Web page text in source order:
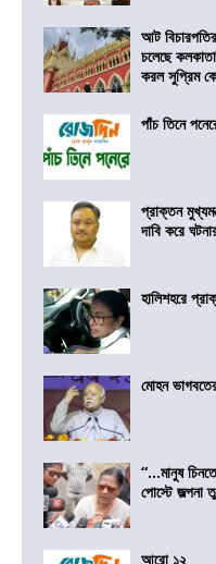
আট
চলেছে কলকাতা
করল সুপ্রিম
পাঁচ তিনে
প্রাক্তন
দাবি করে
হালিশহরে
মোহন
“…মানুষ
পোস্টে জল্পনা
আরো ১২